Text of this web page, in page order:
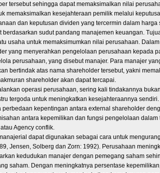
tersebut sehingga dapat memaksimalkan nilai
memaksimalkan kesejahteraan pemilik melalui
dan keputusan dividen yang tercermin dalam harga
berdasarkan sudut pandang manajemen keuangan.
usaha untuk memaksimumkan nilai perusahaan.
yang menyerahkan pengelolaan perusahaan kepada
perusahaan, yang disebut manajer. Para manajer
bertindak atas nama shareholder tersebut, yakni
shareholder akan dapat tercapai.
operasi perusahaan, sering kali tindakannya
tergoda untuk meningkatkan kesejahteraannya
kepentingan antara external shareholder
antara kepemilikan dan fungsi pengelolaan dalam
Agency conflik.
dapat digunakan sebagai cara untuk
Jensen, Solberg dan Zorn: 1992). Perusahaan
kedudukan manajer dengan pemegang saham
saham. Dengan meningkatnya persentase